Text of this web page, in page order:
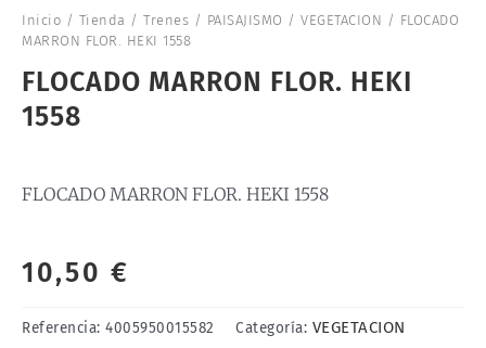
Inicio / Tienda / Trenes / PAISAJISMO / VEGETACION / FLOCADO
MARRON FLOR. HEKI 1558
FLOCADO MARRON FLOR. HEKI
1558
FLOCADO MARRON FLOR. HEKI 1558
10,50 €
Referencia: 4005950015582 Categoría: VEGETACION